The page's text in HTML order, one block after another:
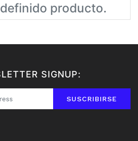
producto.
SIGNUP:
SUSCRIBIRSE